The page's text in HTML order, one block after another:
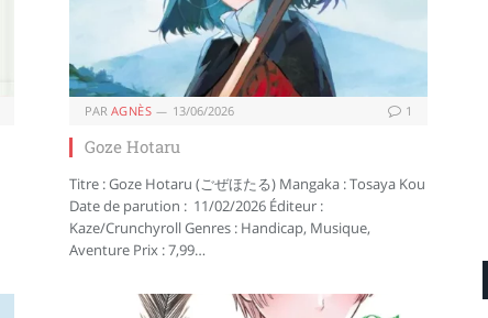
PAR AGNÈS 13/06/2026 1
Goze Hotaru
Titre : Goze Hotaru (ごぜほたる) Mangaka : Tosaya Kou
Date de parution : 11/02/2026 Éditeur :
Kaze/Crunchyroll Genres : Handicap, Musique,
Aventure Prix : 7,99…